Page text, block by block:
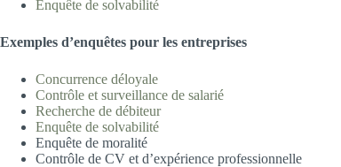
Enquête de solvabilité
Exemples d’enquêtes pour les entreprises
Concurrence déloyale
Contrôle et surveillance de salarié
Recherche de débiteur
Enquête de solvabilité
Enquête de moralité
Contrôle de CV et d’expérience professionnelle